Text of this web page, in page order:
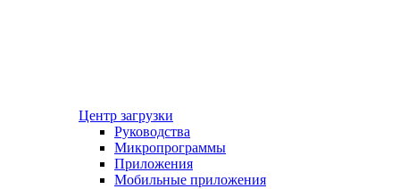
Центр загрузки
Руководства
Микропрограммы
Приложения
Мобильные приложения